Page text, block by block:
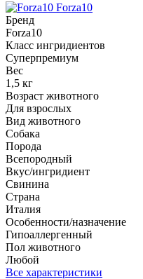
Forza10
Бренд
Forza10
Класс ингридиентов
Суперпремиум
Вес
1,5 кг
Возраст животного
Для взрослых
Вид животного
Собака
Порода
Всепородный
Вкус/ингридиент
Свинина
Страна
Италия
Особенности/назначение
Гипоаллергенный
Пол животного
Любой
Все характеристики